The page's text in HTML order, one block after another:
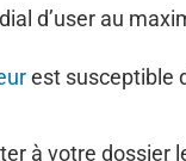
d’user au
est susceptible
à votre